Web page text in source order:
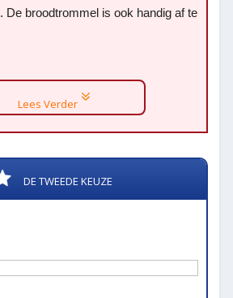
De broodtrommel is ook handig af te
Lees Verder
DE TWEEDE KEUZE